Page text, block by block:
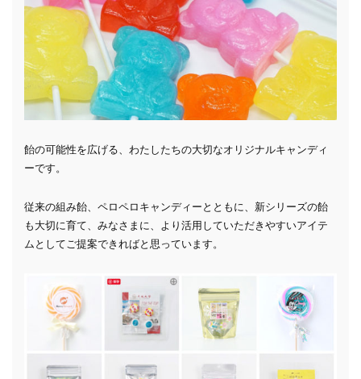
飴の可能性を広げる、わたしたちの大切なオリジナルキャンディ
ーです。
従来の組み飴、ペロペロキャンディーとともに、新シリーズの飴
も大切に育て、みなさまに、より活用していただきやすいアイテ
ムとしてご提案できればと思っています。